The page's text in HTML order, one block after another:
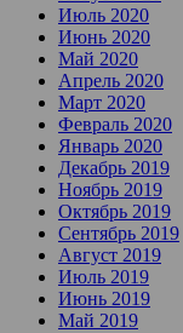
Июль 2020
Июнь 2020
Май 2020
Апрель 2020
Март 2020
Февраль 2020
Январь 2020
Декабрь 2019
Ноябрь 2019
Октябрь 2019
Сентябрь 2019
Август 2019
Июль 2019
Июнь 2019
Май 2019